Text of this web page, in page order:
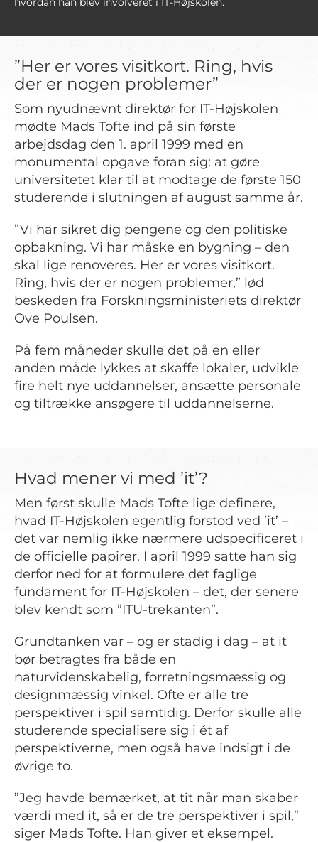
”Her er vores visitkort. Ring, hvis
der er nogen problemer”
Som nyudnævnt direktør for IT-Højskolen
mødte Mads Tofte ind på sin første
arbejdsdag den 1. april 1999 med en
monumental opgave foran sig: at gøre
universitetet klar til at modtage de første 150
studerende i slutningen af august samme år.
”Vi har sikret dig pengene og den politiske
opbakning. Vi har måske en bygning – den
skal lige renoveres. Her er vores visitkort.
Ring, hvis der er nogen problemer,” lød
beskeden fra Forskningsministeriets direktør
Ove Poulsen.
På fem måneder skulle det på en eller
anden måde lykkes at skaffe lokaler, udvikle
fire helt nye uddannelser, ansætte personale
og tiltrække ansøgere til uddannelserne.
Hvad mener vi med ’it’?
Men først skulle Mads Tofte lige definere,
hvad IT-Højskolen egentlig forstod ved ’it’ –
det var nemlig ikke nærmere udspecificeret i
de officielle papirer. I april 1999 satte han sig
derfor ned for at formulere det faglige
fundament for IT-Højskolen – det, der senere
blev kendt som ”ITU-trekanten”.
Grundtanken var – og er stadig i dag – at it
bør betragtes fra både en
naturvidenskabelig, forretningsmæssig og
designmæssig vinkel. Ofte er alle tre
perspektiver i spil samtidig. Derfor skulle alle
studerende specialisere sig i ét af
perspektiverne, men også have indsigt i de
øvrige to.
”Jeg havde bemærket, at tit når man skaber
værdi med it, så er de tre perspektiver i spil,”
siger Mads Tofte. Han giver et eksempel.